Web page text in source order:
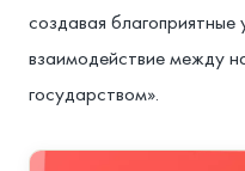
создавая благоприятные
взаимодействие между
государством».⁣